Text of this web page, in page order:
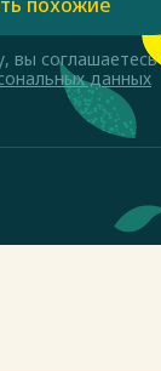
вы соглашаетесь
данных